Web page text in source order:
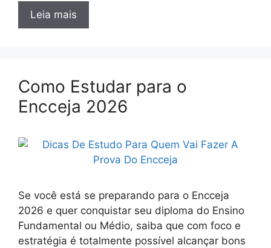
Leia mais
Como Estudar para o
Encceja 2026
Se você está se preparando para o Encceja
2026 e quer conquistar seu diploma do Ensino
Fundamental ou Médio, saiba que com foco e
estratégia é totalmente possível alcançar bons